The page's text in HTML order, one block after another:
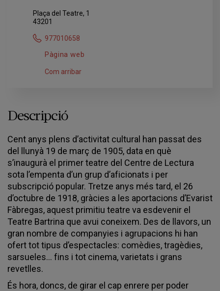
Plaça del Teatre, 1
43201
977010658
Pàgina web
Com arribar
Descripció
Cent anys plens d’activitat cultural han passat des
del llunyà 19 de març de 1905, data en què
s’inaugurà el primer teatre del Centre de Lectura
sota l’empenta d’un grup d’aficionats i per
subscripció popular. Tretze anys més tard, el 26
d’octubre de 1918, gràcies a les aportacions d’Evarist
Fàbregas, aquest primitiu teatre va esdevenir el
Teatre Bartrina que avui coneixem. Des de llavors, un
gran nombre de companyies i agrupacions hi han
ofert tot tipus d’espectacles: comèdies, tragèdies,
sarsueles... fins i tot cinema, varietats i grans
revetlles.
És hora, doncs, de girar el cap enrere per poder